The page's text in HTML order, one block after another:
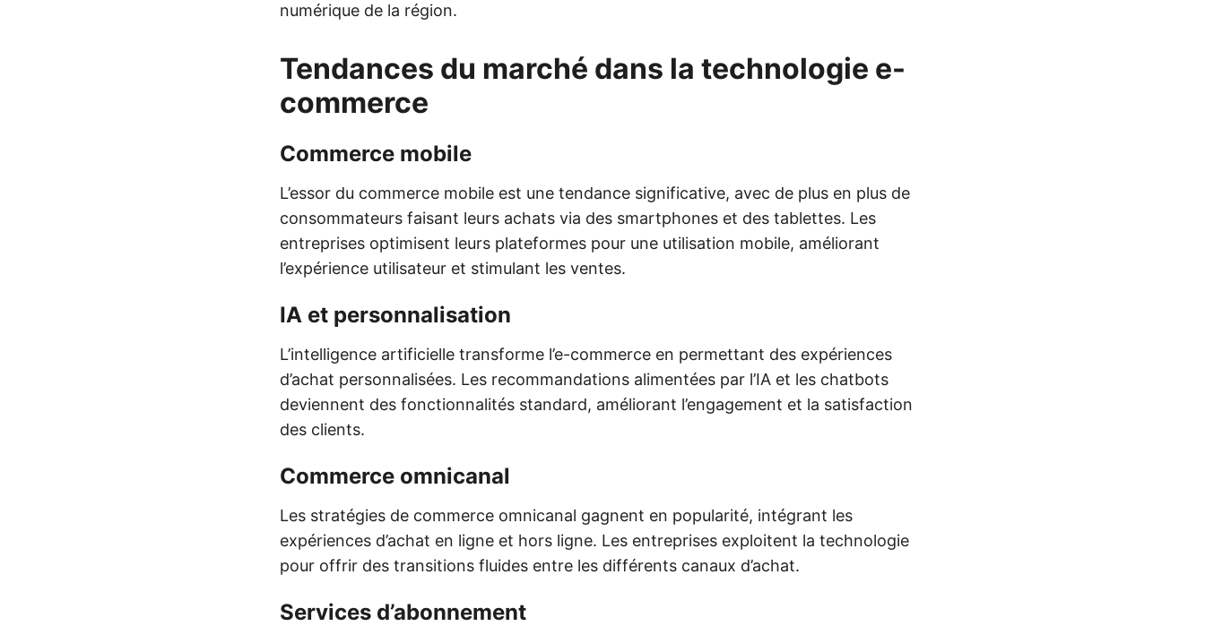
numérique de la région.
Tendances du marché dans la technologie e-
commerce
Commerce mobile
L’essor du commerce mobile est une tendance significative, avec de plus en plus de
consommateurs faisant leurs achats via des smartphones et des tablettes. Les
entreprises optimisent leurs plateformes pour une utilisation mobile, améliorant
l’expérience utilisateur et stimulant les ventes.
IA et personnalisation
L’intelligence artificielle transforme l’e-commerce en permettant des expériences
d’achat personnalisées. Les recommandations alimentées par l’IA et les chatbots
deviennent des fonctionnalités standard, améliorant l’engagement et la satisfaction
des clients.
Commerce omnicanal
Les stratégies de commerce omnicanal gagnent en popularité, intégrant les
expériences d’achat en ligne et hors ligne. Les entreprises exploitent la technologie
pour offrir des transitions fluides entre les différents canaux d’achat.
Services d’abonnement